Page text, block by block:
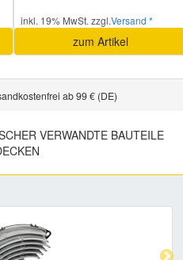
inkl. 19% MwSt. zzgl.Versand *
zum Artikel
ab 99 € (DE)
VERWANDTE BAUTEILE